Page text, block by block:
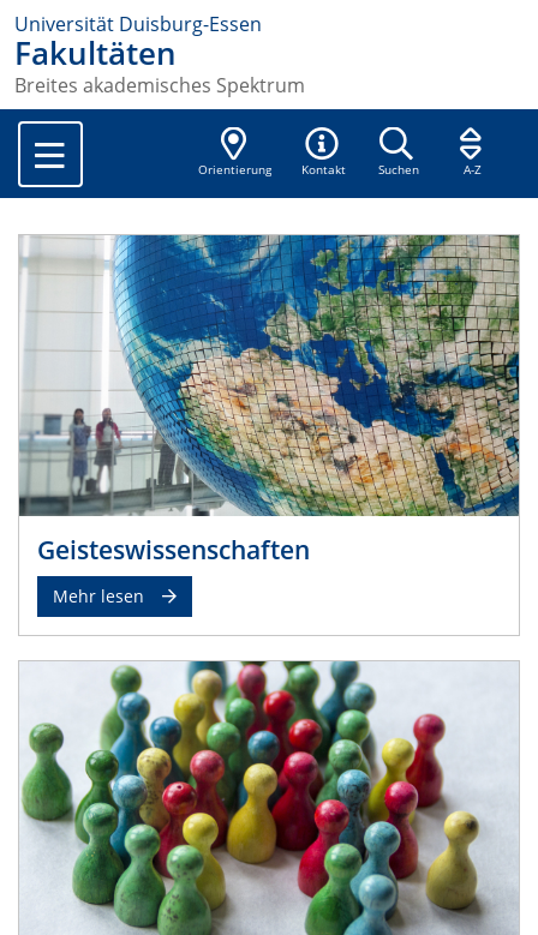
Universität Duisburg-Essen
Fakultäten
Breites akademisches Spektrum
Orientierung Kontakt Suchen A-Z
Geisteswissenschaften
Mehr lesen